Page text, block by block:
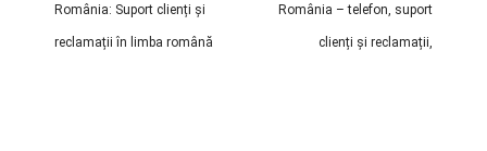
România: Suport clienți și
reclamații în limba română
România – telefon, suport
clienți și reclamații,